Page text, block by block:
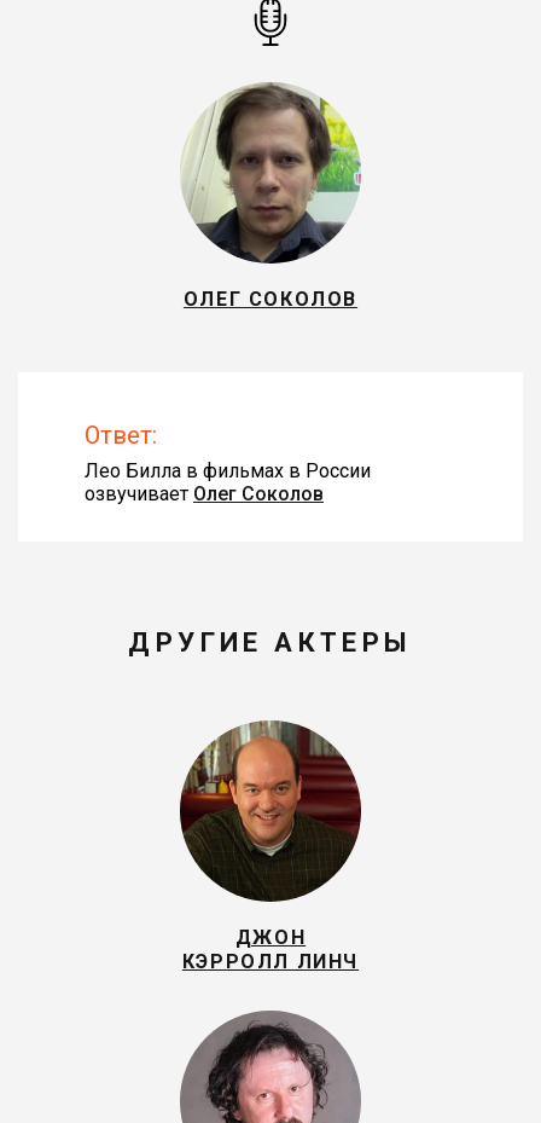
ОЛЕГ СОКОЛОВ
Ответ:
Лео Билла в фильмах в России
озвучивает Олег Соколов
ДРУГИЕ АКТЕРЫ
ДЖОН
КЭРРОЛЛ ЛИНЧ